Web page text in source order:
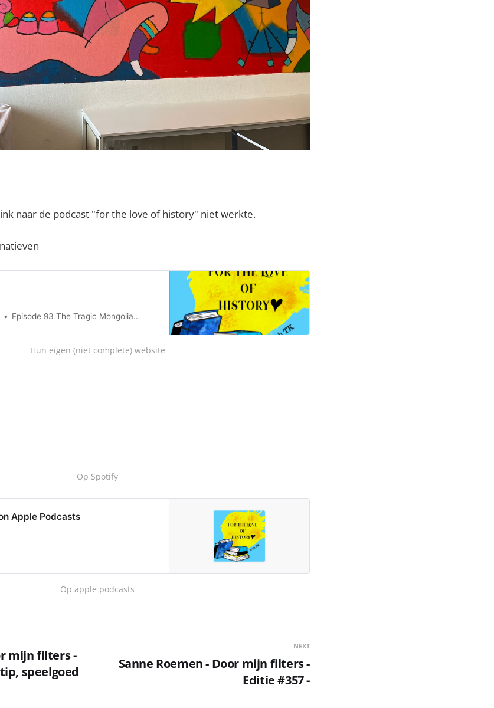
naar de podcast "for the love of history" niet werkte.
Episode 93 The Tragic Mongolian Empresses
Hun eigen (niet complete) website
Op Spotify
Apple Podcasts
Op apple podcasts
mijn filters -
speelgoed
NEXT
Sanne Roemen - Door mijn filters -
Editie #357 -